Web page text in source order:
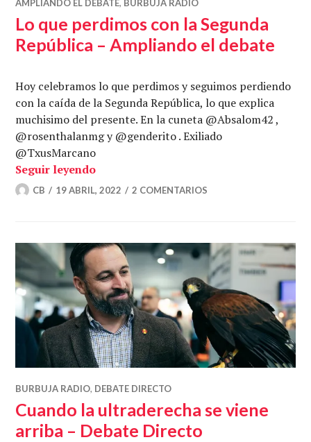
AMPLIANDO EL DEBATE, BURBUJA RADIO
Lo que perdimos con la Segunda
República – Ampliando el debate
Hoy celebramos lo que perdimos y seguimos perdiendo
con la caída de la Segunda República, lo que explica
muchisimo del presente. En la cuneta @Absalom42 ,
@rosenthalanmg y @genderito . Exiliado
@TxusMarcano
Seguir leyendo«Lo que perdimos con la Segunda
CB 19 ABRIL, 2022 2 COMENTARIOS
BURBUJA RADIO, DEBATE DIRECTO
Cuando la ultraderecha se viene
arriba – Debate Directo